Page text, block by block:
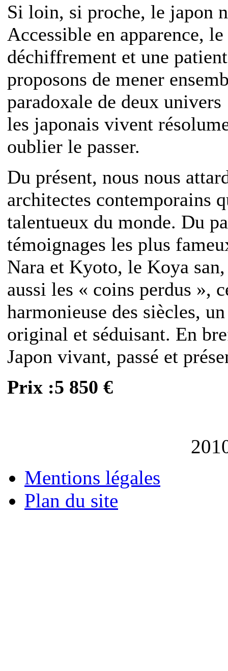
Si loin, si proche, le japon
Accessible en apparence,
déchiffrement et une
proposons de mener
paradoxale de deux
les japonais vivent
oublier le passer.
Du présent, nous nous
architectes contemporains
talentueux du monde. Du
témoignages les plus
Nara et Kyoto, le Koya
aussi les « coins perdus »,
harmonieuse des siècles,
original et séduisant. En
Japon vivant, passé et
Prix :5 850 €
Mentions légales
Plan du site